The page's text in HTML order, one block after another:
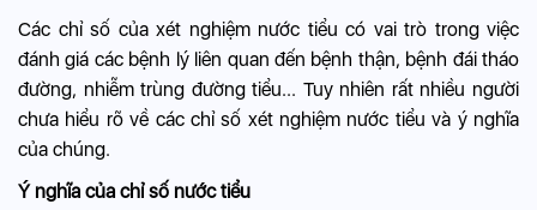
Các chỉ số của xét nghiệm nước tiểu có vai trò trong việc
đánh giá các bệnh lý liên quan đến bệnh thận, bệnh đái tháo
đường, nhiễm trùng đường tiểu... Tuy nhiên rất nhiều người
chưa hiểu rõ về các chỉ số xét nghiệm nước tiểu và ý nghĩa
của chúng.
Ý nghĩa của chỉ số nước tiểu